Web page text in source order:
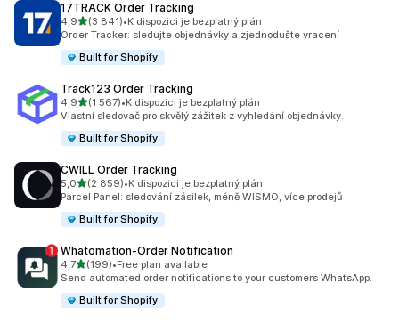
17TRACK Order Tracking
4,9z 5 hvězd
(3 841)
Celkový počet recenzí: 3841
•K dispozici je bezplatný plán
Order Tracker: sledujte objednávky a zjednodušte vracení
Built for Shopify
Track123 Order Tracking
4,9z 5 hvězd
(1 567)
Celkový počet recenzí: 1567
•K dispozici je bezplatný plán
Vlastní sledovač pro skvělý zážitek z vyhledání objednávky.
Built for Shopify
CWILL Order Tracking
5,0z 5 hvězd
(2 859)
Celkový počet recenzí: 2859
•K dispozici je bezplatný plán
Parcel Panel: sledování zásilek, méně WISMO, více prodejů
Built for Shopify
Whatomation‑Order Notification
4,7z 5 hvězd
(199)
Celkový počet recenzí: 199
•Free plan available
Send automated order notifications to your customers WhatsApp.
Built for Shopify